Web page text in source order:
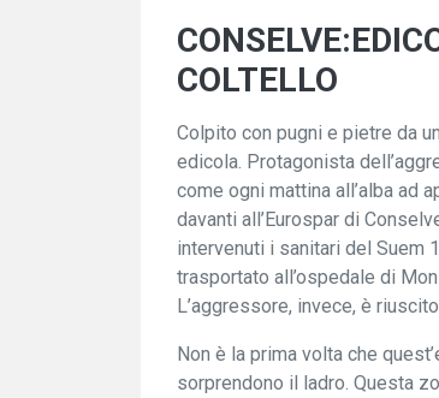
COLTELLO
Colpito con pugni e pietre da
edicola. Protagonista
come ogni mattina all’alba ad
davanti all’Eurospar di
intervenuti i sanitari del Suem
trasportato all’ospedale di
L’aggressore, invece, è
Non è la prima volta che
sorprendono il ladro. Questa